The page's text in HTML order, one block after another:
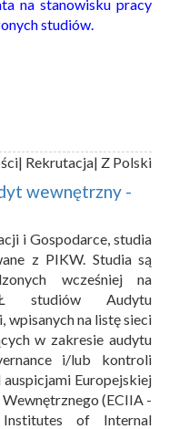
na stanowisku pracy
studiów.
| Rekrutacja| Z Polski
wewnętrzny -
i Gospodarce, studia
z PIKW. Studia są
wcześniej na
studiów Audytu
wpisanych na listę sieci
w zakresie audytu
i/lub kontroli
Europejskiej
(ECIIA -
of Internal